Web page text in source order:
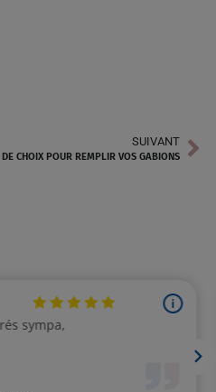
SUIVANT
CHOIX POUR REMPLIR VOS GABIONS